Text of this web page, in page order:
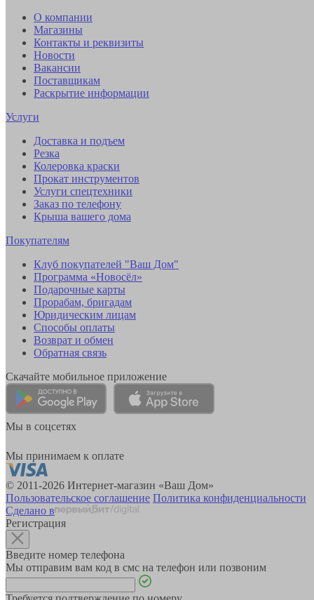
О компании
Магазины
Контакты и реквизиты
Новости
Вакансии
Поставщикам
Раскрытие информации
Услуги
Доставка и подъем
Резка
Колеровка краски
Прокат инструментов
Услуги спецтехники
Заказ по телефону
Крыша вашего дома
Покупателям
Клуб покупателей "Ваш Дом"
Программа «Новосёл»
Подарочные карты
Прорабам, бригадам
Юридическим лицам
Способы оплаты
Возврат и обмен
Обратная связь
Скачайте мобильное приложение
Мы в соцсетях
Мы принимаем к оплате
© 2011-2026 Интернет-магазин «Ваш Дом»
Пользовательское соглашение Политика конфиденциальности
Сделано в
Регистрация
Введите номер телефона
Мы отправим вам код в смс на телефон или позвоним